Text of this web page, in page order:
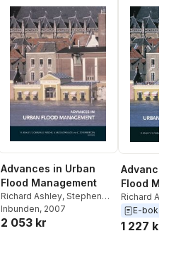
Advances in Urban
Flood Management
Richard Ashley, Stephen
Garvin,Erik Pasche
Andreas Vassilopoulos
Inbunden, 2007
2 053 kr
Advances in
Flood
Richard Ashley
Garvin,Erik
Andreas
E-bok
1 227 kr